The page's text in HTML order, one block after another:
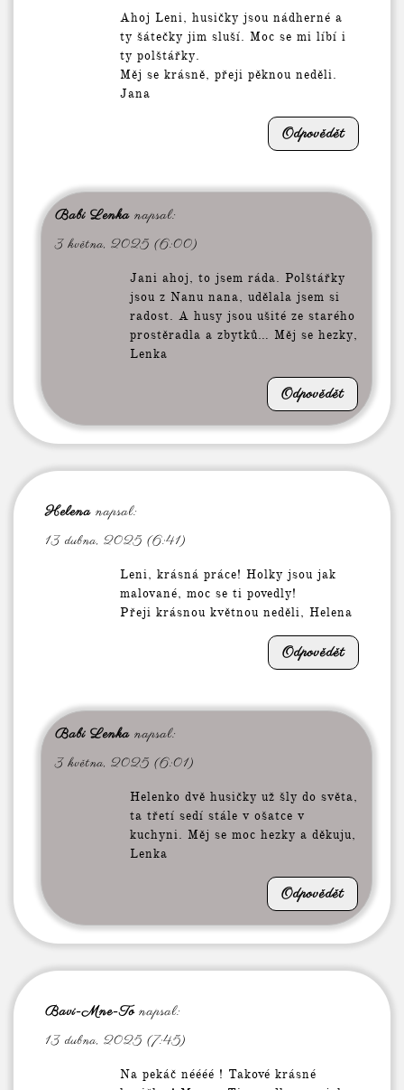
Ahoj Leni, husičky jsou nádherné a
ty šátečky jim sluší. Moc se mi líbí i
ty polštářky.
Měj se krásně, přeji pěknou neděli.
Jana
Odpovědět
Babi Lenka napsal:
3 května, 2025 (6:00)
Jani ahoj, to jsem ráda. Polštářky
jsou z Nanu nana, udělala jsem si
radost. A husy jsou ušité ze starého
prostěradla a zbytků… Měj se hezky,
Lenka
Odpovědět
Helena napsal:
13 dubna, 2025 (6:41)
Leni, krásná práce! Holky jsou jak
malované, moc se ti povedly!
Přeji krásnou květnou neděli, Helena
Odpovědět
Babi Lenka napsal:
3 května, 2025 (6:01)
Helenko dvě husičky už šly do světa,
ta třetí sedí stále v ošatce v
kuchyni. Měj se moc hezky a děkuju,
Lenka
Odpovědět
Bavi-Mne-To napsal:
13 dubna, 2025 (7:45)
Na pekáč néééé ! Takové krásné